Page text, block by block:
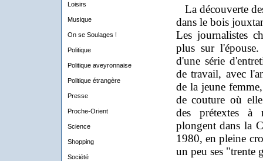
Loisirs
Musique
On se Soulages !
Politique
Politique aveyronnaise
Politique étrangère
Presse
Proche-Orient
Science
Shopping
Société
La découverte
dans le bois
Les journalistes
plus sur
d'une série
de travail, avec
de la jeune
de couture où
des prétextes à
plongent dans la
1980, en pleine
un peu ses "trente